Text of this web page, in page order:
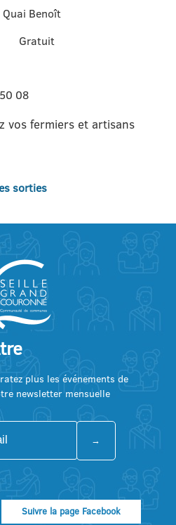
Benoît
Gratuit
08
vos fermiers et artisans
sorties
plus les événements de
newsletter mensuelle
Suivre la page Facebook